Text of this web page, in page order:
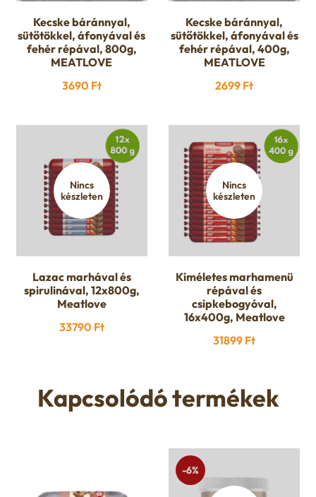
Kecske báránnyal,
sütőtökkel, áfonyával és
fehér répával, 800g,
MEATLOVE
3690 Ft
Kecske báránnyal,
sütőtökkel, áfonyával és
fehér répával, 400g,
MEATLOVE
2699 Ft
Nincs
készleten
Lazac marhával és
spirulinával, 12x800g,
Meatlove
33790 Ft
Nincs
készleten
Kíméletes marhamenü
répával és
csipkebogyóval,
16x400g, Meatlove
31899 Ft
Kapcsolódó termékek
-6%